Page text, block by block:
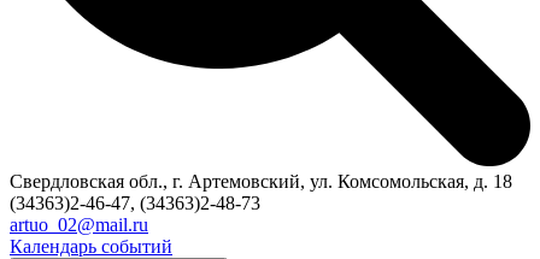
Свердловская обл., г. Артемовский, ул. Комсомольская, д. 18
(34363)2-46-47, (34363)2-48-73
artuo_02@mail.ru
Календарь событий